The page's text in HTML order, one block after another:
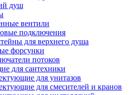
душ
вентили
подключения
для верхнего душа
форсунки
потоков
для сантехники
для унитазов
для смесителей и кранов